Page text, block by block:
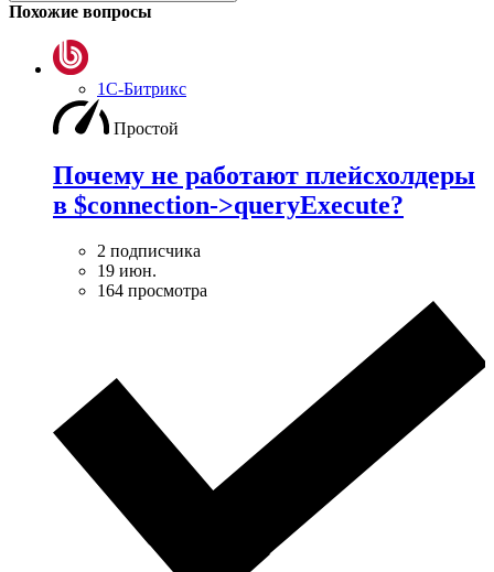
Похожие вопросы
1С-Битрикс
Простой
Почему не работают плейсхолдеры
в $connection->queryExecute?
2 подписчика
19 июн.
164 просмотра